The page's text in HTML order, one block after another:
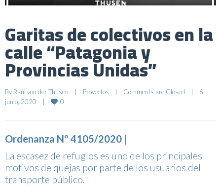
Garitas de colectivos en la
calle “Patagonia y
Provincias Unidas”
By Raúl von der Thusen | Proyectos | Comments are Closed |
6
junio, 2020
| 0
Ordenanza Nº 4105/2020 |
La escasez de refugios es uno de los principales
motivos de quejas por parte de los usuarios del
transporte público.